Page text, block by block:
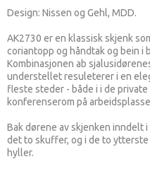
Design: Nissen og Gehl, MDD.
AK2730 er en klassisk skjenk
coriantopp og håndtak og bein i
Kombinasjonen ab
understellet resuleterer i en
fleste steder - både i i de
konferenserom på
Bak dørene av skjenken inndelt
det to skuffer, og i de to
hyller.